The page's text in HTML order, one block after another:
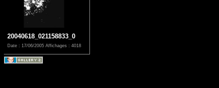
20040618_021158833_0
Date : 17/06/2005 Affichages : 4018